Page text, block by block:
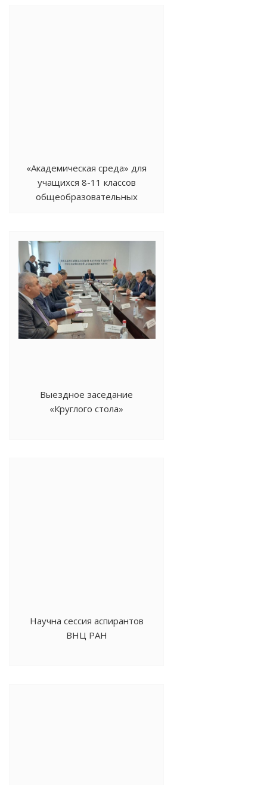
«Академическая среда» для
учащихся 8-11 классов
общеобразовательных
Выездное заседание
«Круглого стола»
Научна сессия аспирантов
ВНЦ РАН